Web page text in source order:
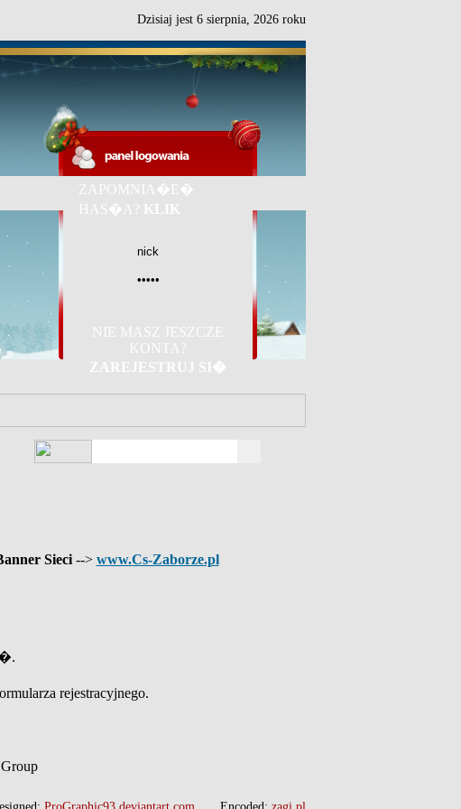
Dzisiaj jest 6 sierpnia, 2026 roku
ZAPOMNIA�E�
HAS�A? KLIK
NIE MASZ JESZCZE
KONTA?
ZAREJESTRUJ SI�
Sieci --> www.Cs-Zaborze.pl
rejestracyjnego.